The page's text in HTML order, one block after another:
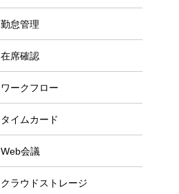
勤怠管理
在席確認
ワークフロー
タイムカード
Web会議
クラウドストレージ